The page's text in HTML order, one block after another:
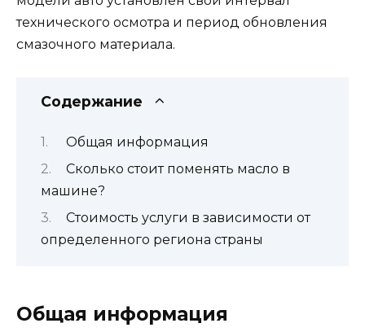
технического осмотра и период обновления
смазочного материала.
Содержание
Общая информация
Сколько стоит поменять масло в
машине?
Стоимость услуги в зависимости от
определенного региона страны
Общая информация